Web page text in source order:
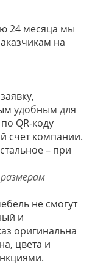
24 месяца мы
на
удобным для
QR-коду
счет компании.
– при
не смогут
и
оригинальна
цвета и